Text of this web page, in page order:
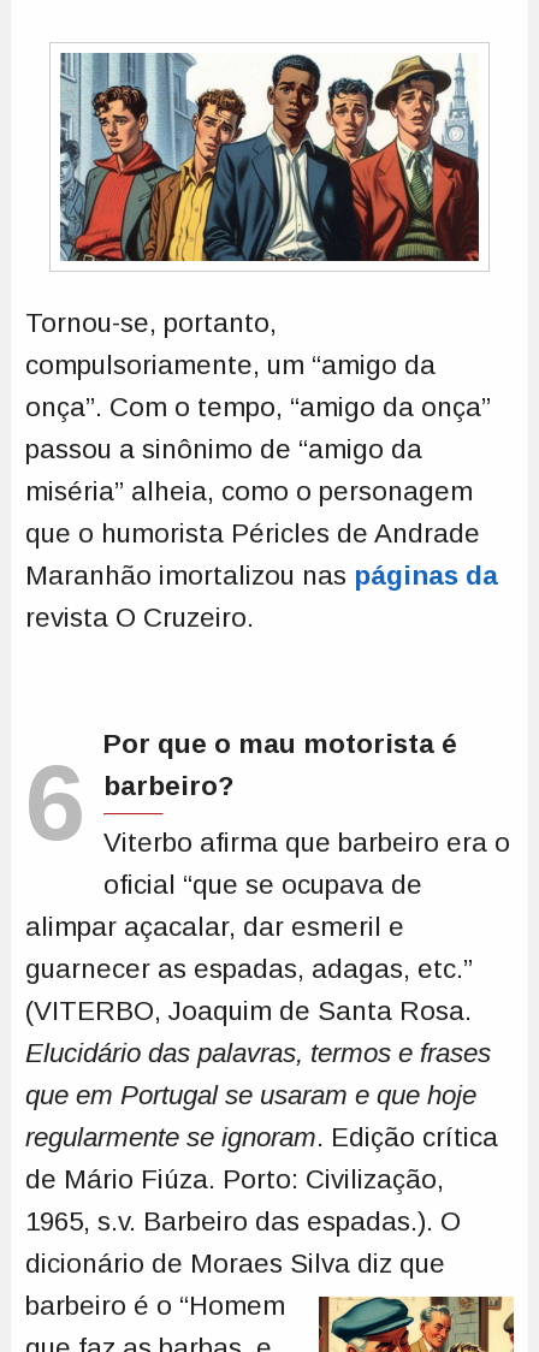
Tornou-se, portanto,
compulsoriamente, um “amigo da
onça”. Com o tempo, “amigo da onça”
passou a sinônimo de “amigo da
miséria” alheia, como o personagem
que o humorista Péricles de Andrade
Maranhão imortalizou nas páginas da
revista O Cruzeiro.
6
Por que o mau motorista é
barbeiro?
Viterbo afirma que barbeiro era o
oficial “que se ocupava de
alimpar açacalar, dar esmeril e
guarnecer as espadas, adagas, etc.”
(VITERBO, Joaquim de Santa Rosa.
Elucidário das palavras, termos e frases
que em Portugal se usaram e que hoje
regularmente se ignoram. Edição crítica
de Mário Fiúza. Porto: Civilização,
1965, s.v. Barbeiro das espadas.). O
dicionário de Moraes Silva diz que
barbeiro é o “Homem